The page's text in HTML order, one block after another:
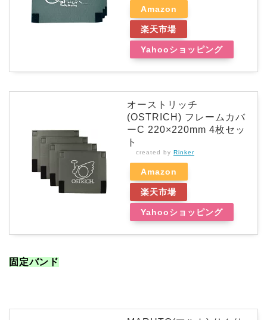
Amazon
楽天市場
Yahooショッピング
オーストリッチ
(OSTRICH) フレームカバ
ーC 220×220mm 4枚セッ
ト
created by Rinker
Amazon
楽天市場
Yahooショッピング
固定バンド